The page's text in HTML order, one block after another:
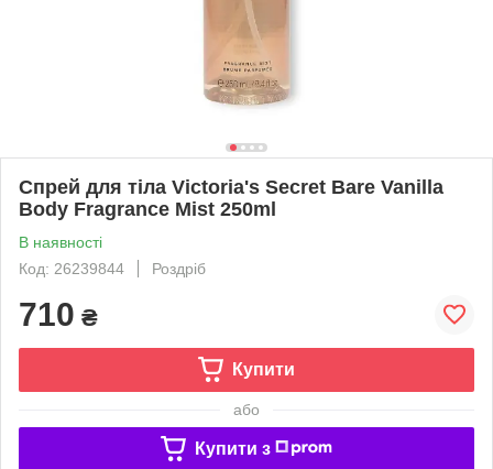
Спрей для тіла Victoria's Secret Bare Vanilla
Body Fragrance Mist 250ml
В наявності
Код: 26239844
Роздріб
710 ₴
Купити
або
Купити з